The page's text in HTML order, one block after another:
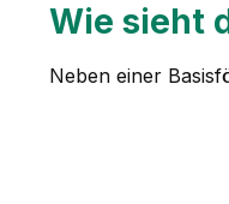
Wie sieht
Neben einer